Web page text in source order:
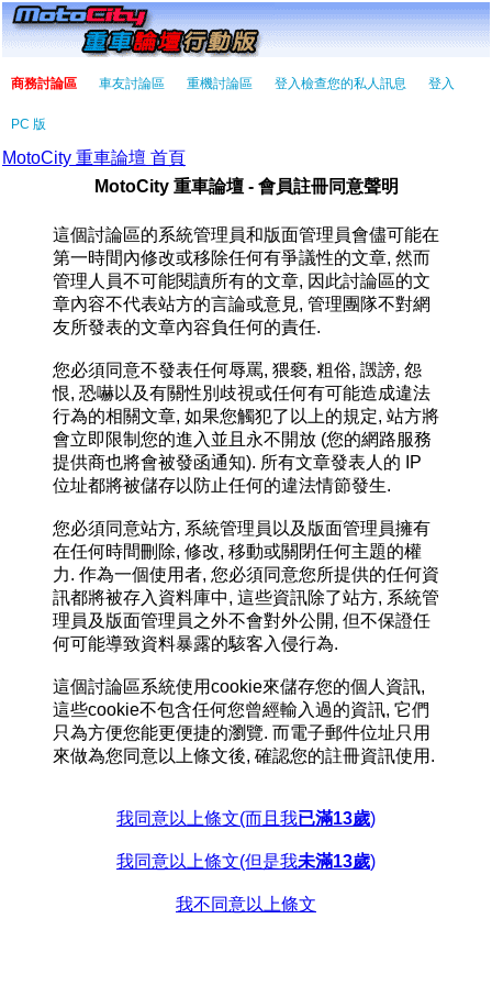
商務討論區 車友討論區 重機討論區 登入檢查您的私人訊息 登入
PC 版
MotoCity 重車論壇 首頁
MotoCity 重車論壇 - 會員註冊同意聲明
這個討論區的系統管理員和版面管理員會儘可能在
第一時間內修改或移除任何有爭議性的文章, 然而
管理人員不可能閱讀所有的文章, 因此討論區的文
章內容不代表站方的言論或意見, 管理團隊不對網
友所發表的文章內容負任何的責任.
您必須同意不發表任何辱罵, 猥褻, 粗俗, 譭謗, 怨
恨, 恐嚇以及有關性別歧視或任何有可能造成違法
行為的相關文章, 如果您觸犯了以上的規定, 站方將
會立即限制您的進入並且永不開放 (您的網路服務
提供商也將會被發函通知). 所有文章發表人的 IP
位址都將被儲存以防止任何的違法情節發生.
您必須同意站方, 系統管理員以及版面管理員擁有
在任何時間刪除, 修改, 移動或關閉任何主題的權
力. 作為一個使用者, 您必須同意您所提供的任何資
訊都將被存入資料庫中, 這些資訊除了站方, 系統管
理員及版面管理員之外不會對外公開, 但不保證任
何可能導致資料暴露的駭客入侵行為.
這個討論區系統使用cookie來儲存您的個人資訊,
這些cookie不包含任何您曾經輸入過的資訊, 它們
只為方便您能更便捷的瀏覽. 而電子郵件位址只用
來做為您同意以上條文後, 確認您的註冊資訊使用.
我同意以上條文(而且我已滿13歲)
我同意以上條文(但是我未滿13歲)
我不同意以上條文